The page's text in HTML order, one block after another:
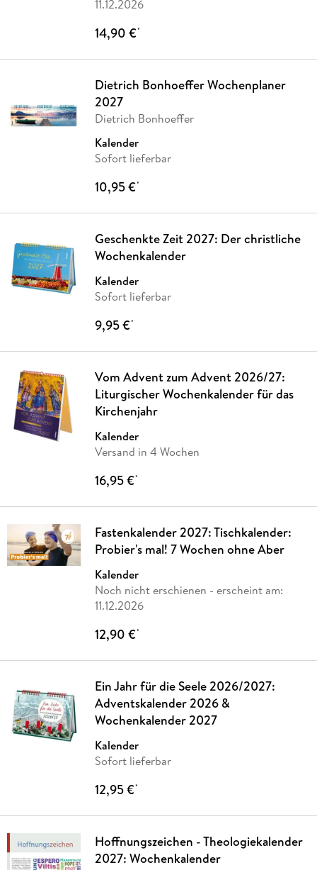
11.12.2026
14,90 €*
Dietrich Bonhoeffer Wochenplaner
2027
Dietrich Bonhoeffer
Kalender
Sofort lieferbar
10,95 €*
Geschenkte Zeit 2027: Der christliche
Wochenkalender
Kalender
Sofort lieferbar
9,95 €*
Vom Advent zum Advent 2026/27:
Liturgischer Wochenkalender für das
Kirchenjahr
Kalender
Versand in 4 Wochen
16,95 €*
Fastenkalender 2027: Tischkalender:
Probier's mal! 7 Wochen ohne Aber
Kalender
Noch nicht erschienen - erscheint am:
11.12.2026
12,90 €*
Ein Jahr für die Seele 2026/2027:
Adventskalender 2026 &
Wochenkalender 2027
Kalender
Sofort lieferbar
12,95 €*
Hoffnungszeichen - Theologiekalender
2027: Wochenkalender